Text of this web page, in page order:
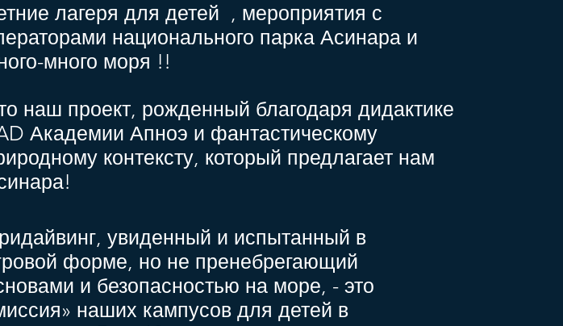
лагеря для детей , мероприятия с
национального парка Асинара и
много моря !!
наш проект, рожденный благодаря дидактике
Академии Апноэ и фантастическому
контексту, который предлагает нам
увиденный и испытанный в
форме, но не пренебрегающий
и безопасностью на море, - это
наших кампусов для детей в